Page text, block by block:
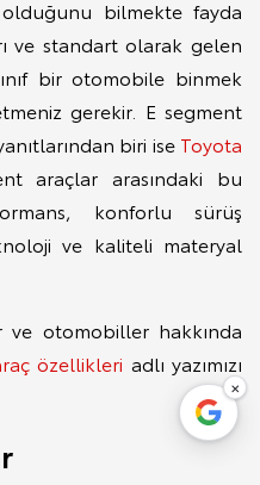
olduğunu bilmekte fayda
ve standart olarak gelen
bir otomobile binmek
gerekir. E segment
biri ise Toyota
araçlar arasındaki bu
konforlu sürüş
ve kaliteli materyal
ve otomobiller hakkında
özellikleri adlı yazımızı
×